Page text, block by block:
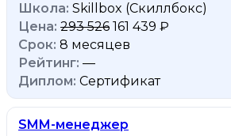
Skillbox (Скиллбокс)
293 526 161 439 ₽
8 месяцев
—
Сертификат
SMM-менеджер